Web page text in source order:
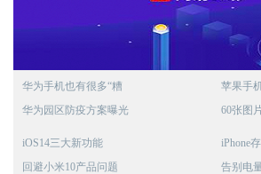
华为手机也有很多“糟
华为园区防疫方案曝光
苹果手
60张图
iOS14三大新功能
回避小米10产品问题
iPhone
告别电